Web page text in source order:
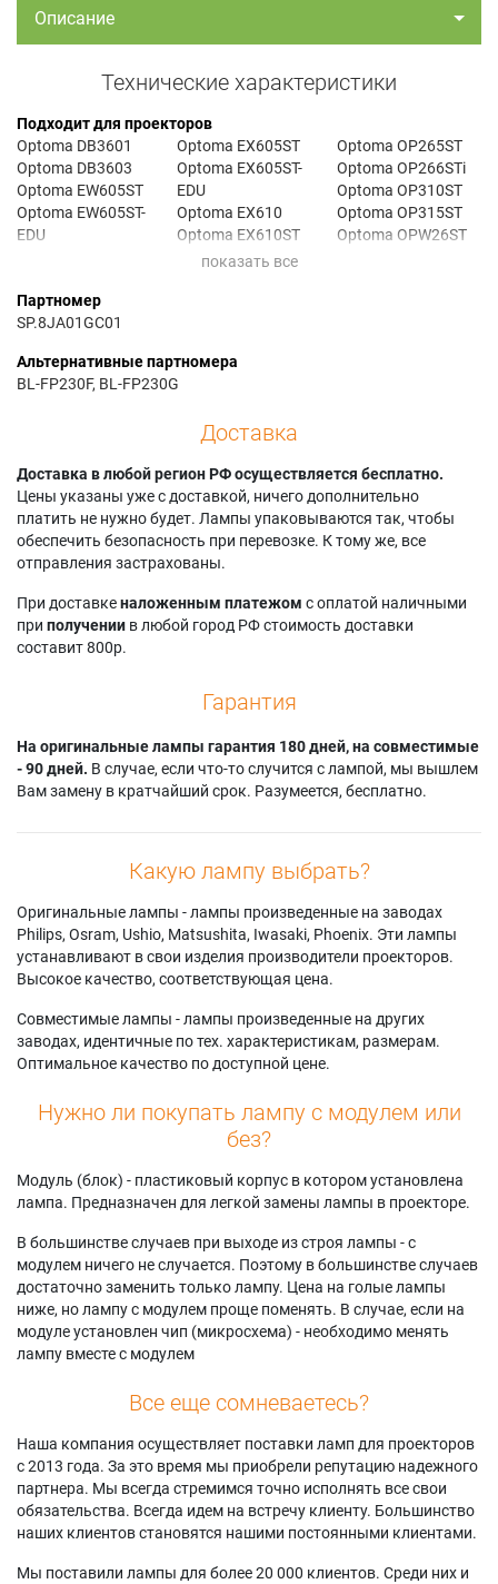
Описание
Технические характеристики
Подходит для проекторов
Optoma DB3601
Optoma DB3603
Optoma EW605ST
Optoma EW605ST-
EDU
EDU
Optoma EW610STc
Optoma EX605ST
Optoma EX605ST-
EDU
Optoma EX610
Optoma EX610ST
Optoma EX610ST-
Optoma OP265ST
Optoma OP266STi
Optoma OP310ST
Optoma OP315ST
Optoma OPW26ST
Партномер
SP.8JA01GC01
Альтернативные партномера
BL-FP230F, BL-FP230G
Доставка
Доставка в любой регион РФ осуществляется бесплатно.
Цены указаны уже с доставкой, ничего дополнительно
платить не нужно будет. Лампы упаковываются так, чтобы
обеспечить безопасность при перевозке. К тому же, все
отправления застрахованы.
При доставкеналоженным платежом с оплатой наличными
при получении в любой город РФ стоимость доставки
составит 800р.
Гарантия
На оригинальные лампы гарантия 180 дней, на совместимые
- 90 дней. В случае, если что-то случится с лампой, мы вышлем
Вам замену в кратчайший срок. Разумеется, бесплатно.
Какую лампу выбрать?
Оригинальные лампы - лампы произведенные на заводах
Philips, Osram, Ushio, Matsushita, Iwasaki, Phoenix. Эти лампы
устанавливают в свои изделия производители проекторов.
Высокое качество, соответствующая цена.
Совместимые лампы - лампы произведенные на других
заводах, идентичные по тех. характеристикам, размерам.
Оптимальное качество по доступной цене.
Нужно ли покупать лампу с модулем или
без?
Модуль (блок) - пластиковый корпус в котором установлена
лампа. Предназначен для легкой замены лампы в проекторе.
В большинстве случаев при выходе из строя лампы - с
модулем ничего не случается. Поэтому в большинстве случаев
достаточно заменить только лампу. Цена на голые лампы
ниже, но лампу с модулем проще поменять. В случае, если на
модуле установлен чип (микросхема) - необходимо менять
лампу вместе с модулем
Все еще сомневаетесь?
Наша компания осуществляет поставки ламп для проекторов
с 2013 года. За это время мы приобрели репутацию надежного
партнера. Мы всегда стремимся точно исполнять все свои
обязательства. Всегда идем на встречу клиенту. Большинство
наших клиентов становятся нашими постоянными клиентами.
Мы поставили лампы для более 20 000 клиентов. Среди них и